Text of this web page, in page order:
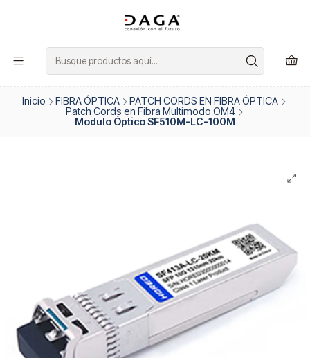
Inicio FIBRA ÓPTICA
PATCH CORDS EN FIBRA ÓPTICA
Patch Cords en Fibra Multimodo OM4
Modulo Óptico SF510M-LC-100M